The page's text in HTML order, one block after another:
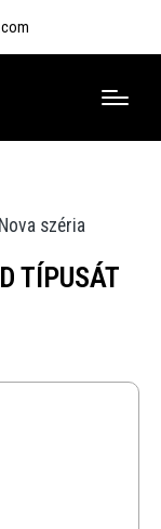
Nova széria
TÍPUSÁT